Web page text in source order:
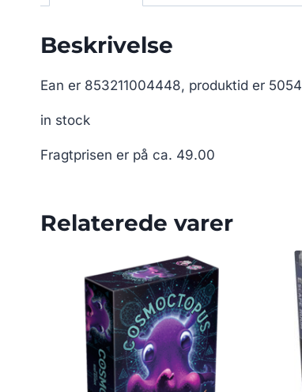
Beskrivelse
Ean er 853211004448, produktid er 5054
in stock
Fragtprisen er på ca. 49.00
Relaterede varer